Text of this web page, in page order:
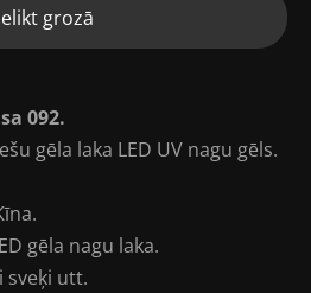
grozā
092.
gēla laka LED UV nagu gēls.
gēla nagu laka.
sveķi utt.